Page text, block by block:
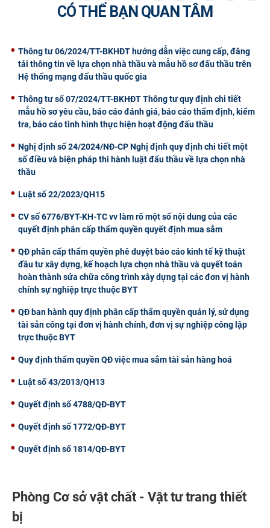
CÓ THỂ BẠN QUAN TÂM
Thông tư 06/2024/TT-BKHĐT hướng dẫn việc cung cấp, đăng
tải thông tin về lựa chọn nhà thầu và mẫu hồ sơ đấu thầu trên
Hệ thống mạng đấu thầu quốc gia
Thông tư số 07/2024/TT-BKHĐT Thông tư quy định chi tiết
mẫu hồ sơ yêu cầu, báo cáo đánh giá, báo cáo thẩm định, kiểm
tra, báo cáo tình hình thực hiện hoạt động đấu thầu
Nghị định số 24/2024/NĐ-CP Nghị định quy định chi tiết một
số điều và biện pháp thi hành luật đấu thầu về lựa chọn nhà
thầu
Luật số 22/2023/QH15
CV số 6776/BYT-KH-TC vv làm rõ một số nội dung của các
quyết định phân cấp thẩm quyền quyết định mua sắm
QĐ phân cấp thẩm quyền phê duyệt báo cáo kinh tế kỹ thuật
đầu tư xây dựng, kế hoạch lựa chọn nhà thầu và quyết toán
hoàn thành sửa chữa công trình xây dựng tại các đơn vị hành
chính sự nghiệp trực thuộc BYT
QĐ ban hành quy định phân cấp thẩm quyền quản lý, sử dụng
tài sản công tại đơn vị hành chính, đơn vị sự nghiệp công lập
trực thuộc BYT
Quy định thẩm quyền QĐ việc mua sắm tài sản hàng hoá
Luật số 43/2013/QH13
Quyết định số 4788/QĐ-BYT
Quyết định số 1772/QĐ-BYT
Quyết định số 1814/QĐ-BYT
Phòng Cơ sở vật chất - Vật tư trang thiết
bị